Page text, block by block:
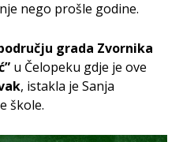
nego prošle godine.
grada Zvornika
u Čelopeku gdje je ove
, istakla je Sanja
škole.